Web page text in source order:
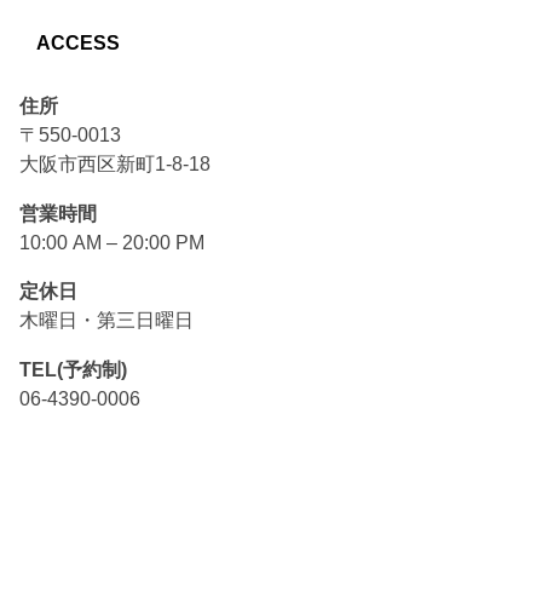
ACCESS
住所
〒550-0013
大阪市西区新町1-8-18
営業時間
10:00 AM – 20:00 PM
定休日
木曜日・第三日曜日
TEL(予約制)
06-4390-0006